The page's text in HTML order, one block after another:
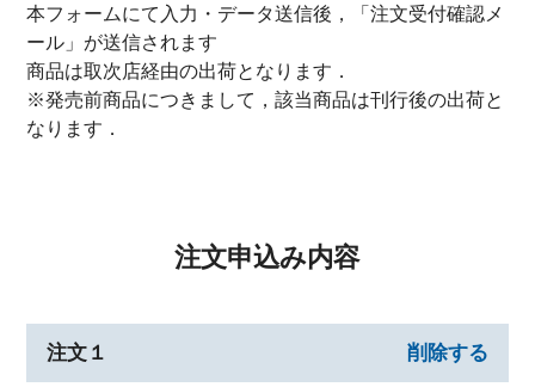
本フォームにて入力・データ送信後，「注文受付確認メ
ール」が送信されます
商品は取次店経由の出荷となります．
※発売前商品につきまして，該当商品は刊行後の出荷と
なります．
注文申込み内容
注文１ 削除する